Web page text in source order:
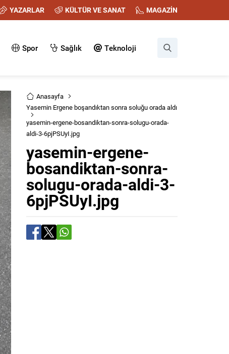
YAZARLAR KÜLTÜR VE SANAT MAGAZİN
Spor Sağlık Teknoloji
Anasayfa
Yasemin Ergene boşandıktan sonra soluğu orada aldı
yasemin-ergene-bosandiktan-sonra-solugu-orada-
aldi-3-6pjPSUyI.jpg
yasemin-ergene-
bosandiktan-sonra-
solugu-orada-aldi-3-
6pjPSUyI.jpg